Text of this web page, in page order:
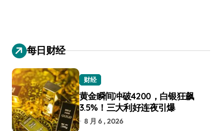
每日财经
财经
黄金瞬间冲破4200，白银狂飙
3.5%！三大利好连夜引爆
8 月 6 , 2026